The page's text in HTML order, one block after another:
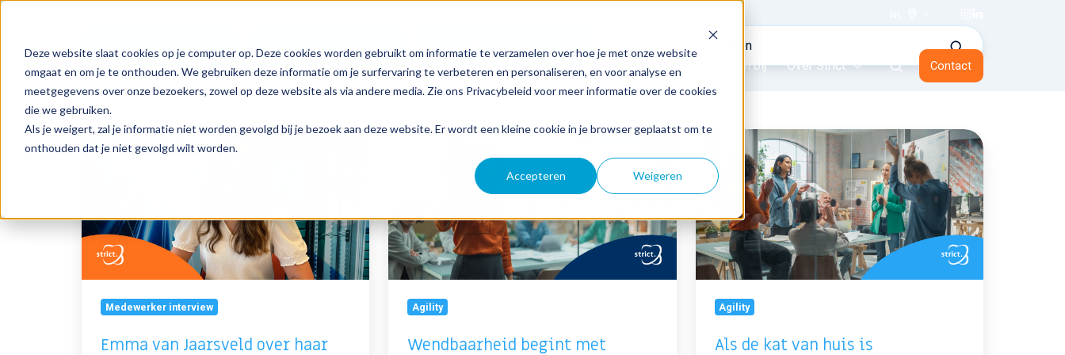
Deze website slaat cookies op je computer op. Deze cookies worden gebruikt om informatie te verzamelen over hoe je met onze website
omgaat en om je te onthouden. We gebruiken deze informatie om je surfervaring te verbeteren en personaliseren, en voor analyse en
meetgegevens over onze bezoekers, zowel op deze website als via andere media. Zie ons Privacybeleid voor meer informatie over de cookies
die we gebruiken.
Als je weigert, zal je informatie niet worden gevolgd bij je bezoek aan deze website. Er wordt een kleine cookie in je browser geplaatst om te
onthouden dat je niet gevolgd wilt worden.
Accepteren Weigeren
Expertises Sectoren Inspiratie Werken bij Over Strict Contact
Emma
haar
reis
naar
consultancy
Medewerker interview
Emma van Jaarsveld over haar
leren,
niet
met
sneller
Agility
Wendbaarheid begint met
de
van
huis
is
Agility
Als de kat van huis is